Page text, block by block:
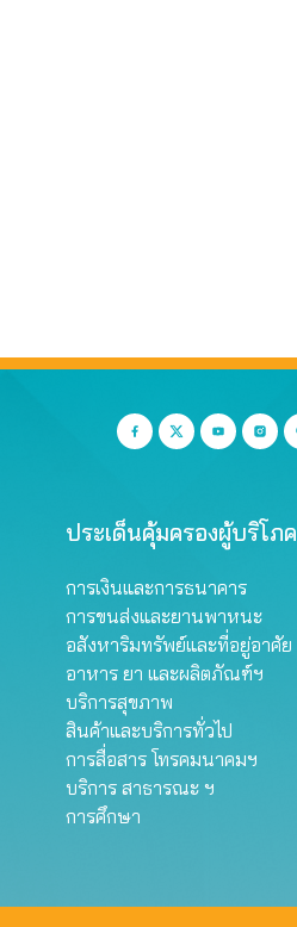
ประเด็นคุ้มครองผู้บริโภค
การเงินและการธนาคาร
การขนส่งและยานพาหนะ
อสังหาริมทรัพย์และที่อยู่อาศัย
อาหาร ยา และผลิตภัณฑ์ฯ
บริการสุขภาพ
สินค้าและบริการทั่วไป
การสื่อสาร โทรคมนาคมฯ
บริการ สาธารณะ ฯ
การศึกษา